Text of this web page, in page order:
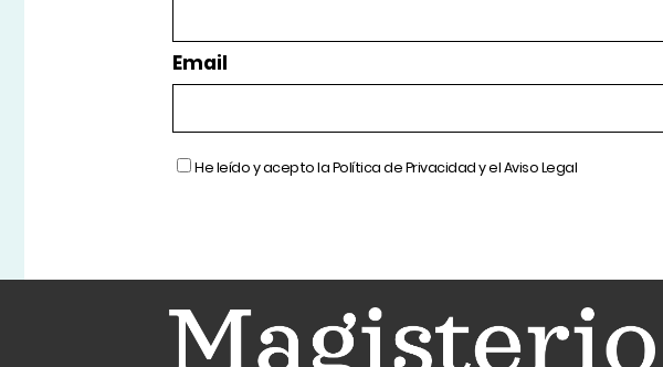
Email
He leído y acepto laPolítica de Privacidady elAviso Legal